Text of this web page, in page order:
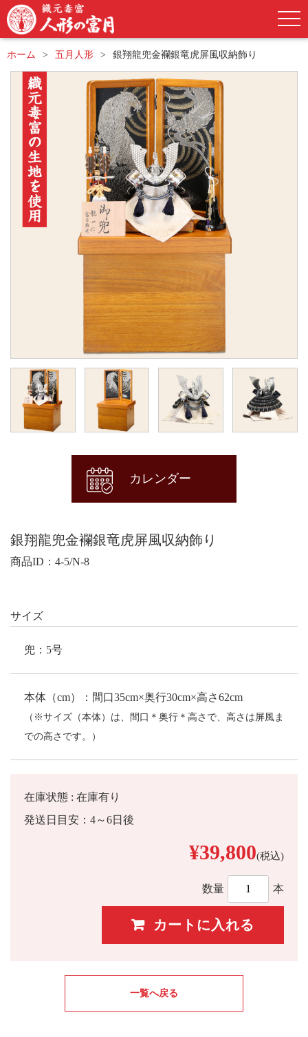
ホーム 五月人形 銀翔龍兜金襴銀竜虎屏風収納飾り
カレンダー
銀翔龍兜金襴銀竜虎屏風収納飾り
商品ID：4-5/N-8
サイズ
兜：5号
本体（cm）：間口35cm×奥行30cm×高さ62cm
（※サイズ（本体）は、間口＊奥行＊高さで、高さは屏風ま
での高さです。）
在庫状態 : 在庫有り
発送日目安：4～6日後
¥39,800(税込)
数量 本
一覧へ戻る